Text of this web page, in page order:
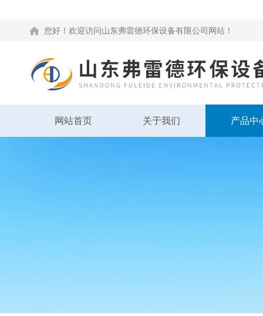
您好！欢迎访问山东弗雷德环保设备有限公司网站！
网站首页 关于我们 产品中